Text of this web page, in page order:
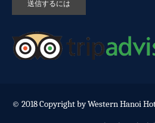
© 2018 Copyright by Western Hanoi